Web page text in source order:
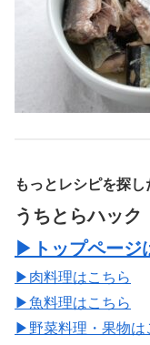
もっとレシピを探し
うちとらハック
▶トップページ
▶肉料理はこちら
▶魚料理はこちら
▶野菜料理・果物は